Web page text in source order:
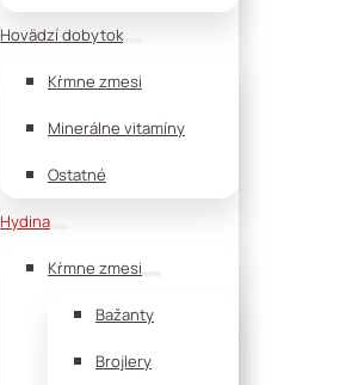
Hovädzí dobytok
Kŕmne zmesi
Minerálne vitamíny
Ostatné
Hydina
Kŕmne zmesi
Bažanty
Brojlery